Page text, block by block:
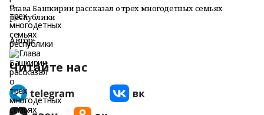
Глава Башкирии рассказал о трех многодетных семьях
республики
Автор:
Читайте нас